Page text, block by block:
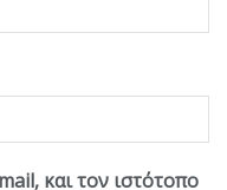
και τον ιστότοπο